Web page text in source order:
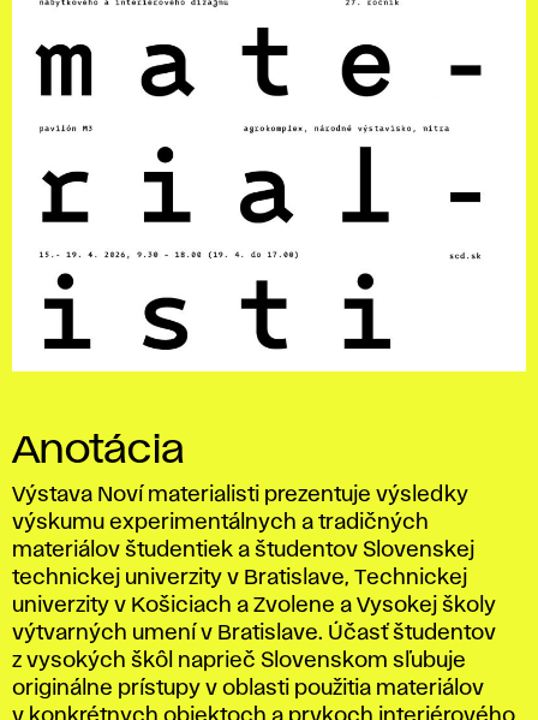
Anotácia
Výstava Noví materialisti prezentuje výsledky
výskumu experimentálnych a tradičných
materiálov študentiek a študentov Slovenskej
technickej univerzity v Bratislave, Technickej
univerzity v Košiciach a Zvolene a Vysokej školy
výtvarných umení v Bratislave. Účasť študentov
z vysokých škôl naprieč Slovenskom sľubuje
originálne prístupy v oblasti použitia materiálov